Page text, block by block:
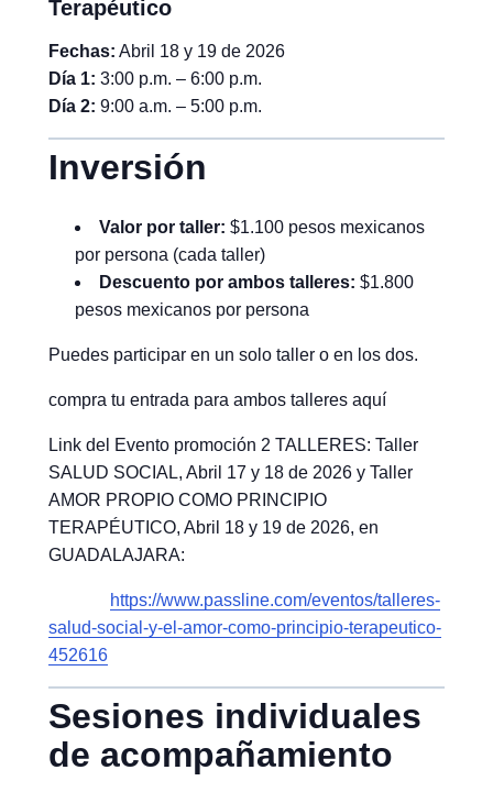
Terapéutico
Fechas: Abril 18 y 19 de 2026
Día 1: 3:00 p.m. – 6:00 p.m.
Día 2: 9:00 a.m. – 5:00 p.m.
Inversión
Valor por taller: $1.100 pesos mexicanos
por persona (cada taller)
Descuento por ambos talleres: $1.800
pesos mexicanos por persona
Puedes participar en un solo taller o en los dos.
compra tu entrada para ambos talleres aquí
Link del Evento promoción 2 TALLERES: Taller
SALUD SOCIAL, Abril 17 y 18 de 2026 y Taller
AMOR PROPIO COMO PRINCIPIO
TERAPÉUTICO, Abril 18 y 19 de 2026, en
GUADALAJARA:
https://www.passline.com/eventos/talleres-
salud-social-y-el-amor-como-principio-terapeutico-
452616
Sesiones individuales
de acompañamiento